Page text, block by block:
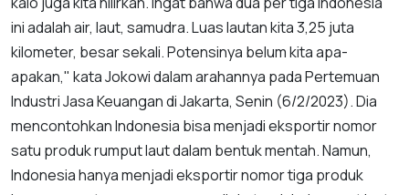
ini adalah air, laut, samudra. Luas lautan kita 3,25 juta
kilometer, besar sekali. Potensinya belum kita apa-
apakan," kata Jokowi dalam arahannya pada Pertemuan
Industri Jasa Keuangan di Jakarta, Senin (6/2/2023). Dia
mencontohkan Indonesia bisa menjadi eksportir nomor
satu produk rumput laut dalam bentuk mentah. Namun,
Indonesia hanya menjadi eksportir nomor tiga produk